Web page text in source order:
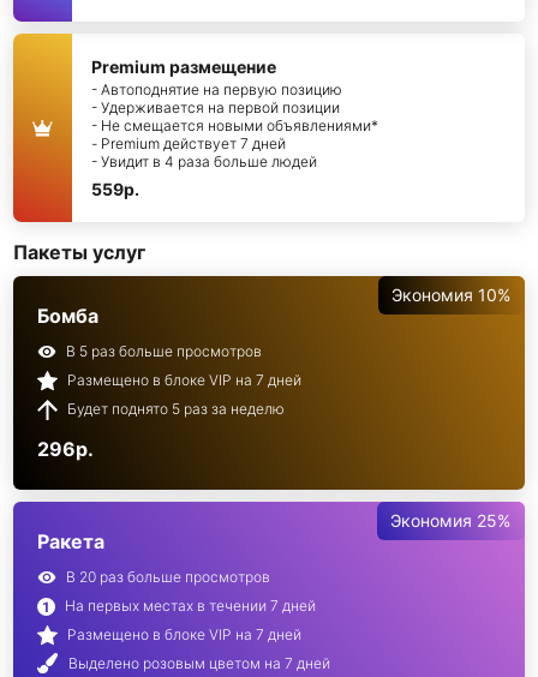
Premium размещение
- Автоподнятие на первую позицию
- Удерживается на первой позиции
- Не смещается новыми объявлениями*
- Premium действует 7 дней
- Увидит в 4 раза больше людей
559р.
Пакеты услуг
Экономия 10%
Бомба
В 5 раз больше просмотров
Размещено в блоке VIP на 7 дней
Будет поднято 5 раз за неделю
296р.
Экономия 25%
Ракета
В 20 раз больше просмотров
На первых местах в течении 7 дней
Размещено в блоке VIP на 7 дней
Выделено розовым цветом на 7 дней